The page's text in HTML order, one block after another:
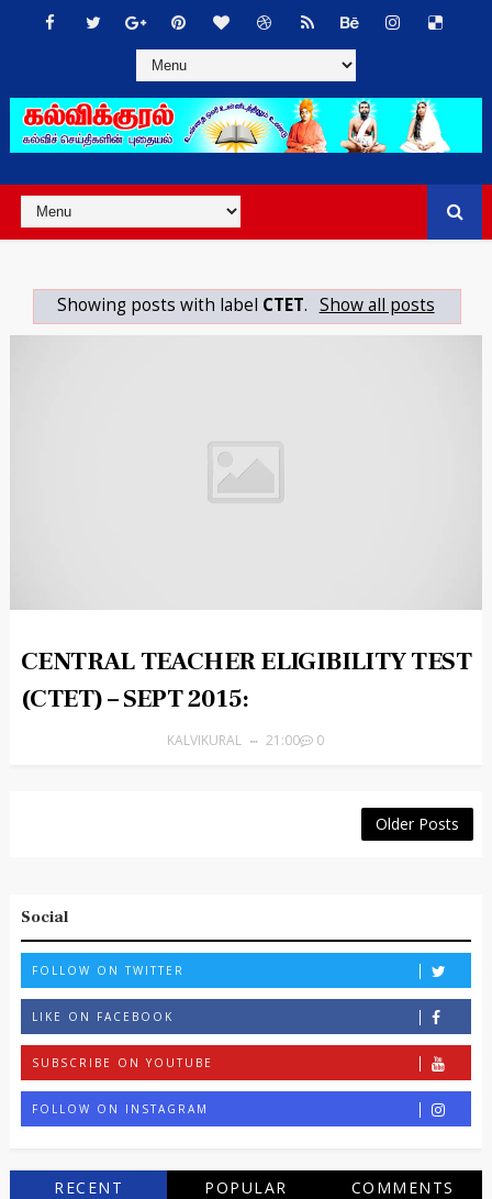
Showing posts with label CTET. Show all posts
CENTRAL TEACHER ELIGIBILITY TEST
(CTET) – SEPT 2015:
KALVIKURAL 21:00 0
Older Posts
Social
FOLLOW ON TWITTER
LIKE ON FACEBOOK
SUBSCRIBE ON YOUTUBE
FOLLOW ON INSTAGRAM
RECENT POPULAR COMMENTS